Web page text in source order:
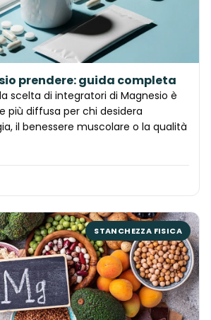
prendere: guida completa
scelta di integratori di Magnesio è
più diffusa per chi desidera
il benessere muscolare o la qualità
STANCHEZZA FISICA